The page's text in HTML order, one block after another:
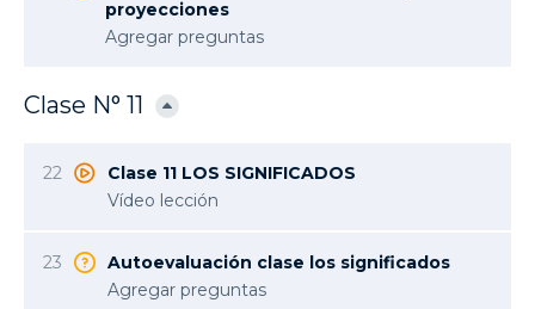
proyecciones
Agregar preguntas
Clase N° 11
22
Clase 11 LOS SIGNIFICADOS
Vídeo lección
23
Autoevaluación clase los significados
Agregar preguntas